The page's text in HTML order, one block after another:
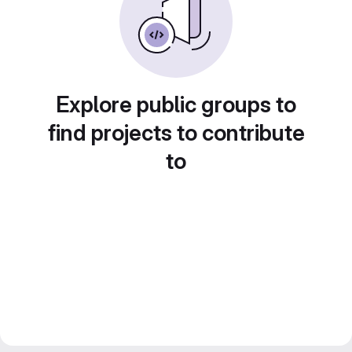
Explore public groups to
find projects to contribute
to